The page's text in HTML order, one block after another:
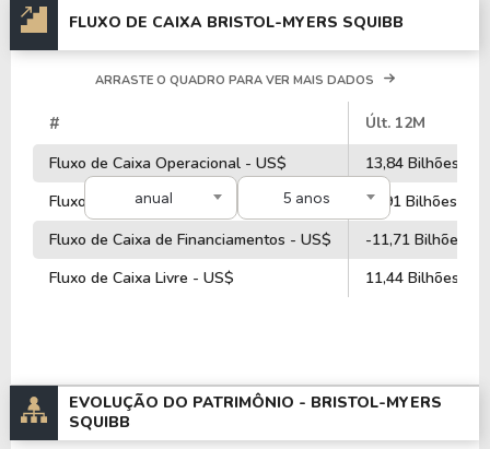
FLUXO DE CAIXA BRISTOL-MYERS SQUIBB
anual 5 anos
ARRASTE O QUADRO PARA VER MAIS DADOS
#
Últ. 12M
Fluxo de Caixa Operacional - US$
13,84 Bilhões
Fluxo de Caixa de Investimentos - US$
-4,91 Bilhões
Fluxo de Caixa de Financiamentos - US$
-11,71 Bilhões
Fluxo de Caixa Livre - US$
11,44 Bilhões
EVOLUÇÃO DO PATRIMÔNIO - BRISTOL-MYERS
SQUIBB